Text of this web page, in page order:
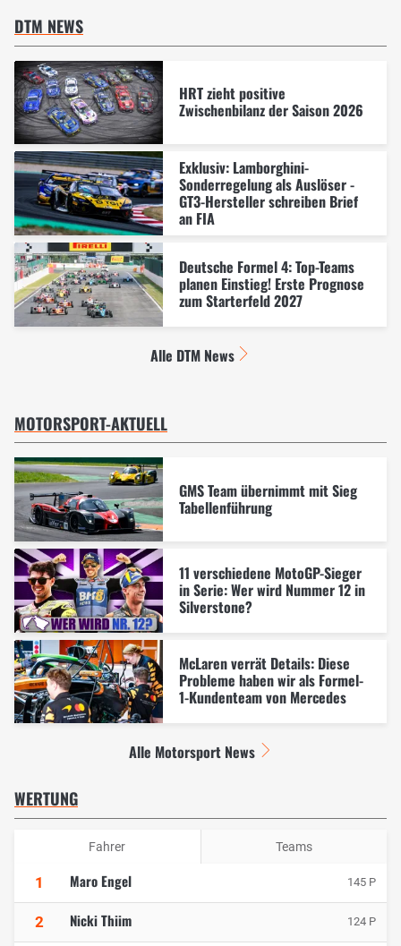
DTM NEWS
HRT zieht positive
Zwischenbilanz der Saison 2026
Exklusiv: Lamborghini-
Sonderregelung als Auslöser -
GT3-Hersteller schreiben Brief
an FIA
Deutsche Formel 4: Top-Teams
planen Einstieg! Erste Prognose
zum Starterfeld 2027
Alle DTM News
MOTORSPORT-AKTUELL
GMS Team übernimmt mit Sieg
Tabellenführung
11 verschiedene MotoGP-Sieger
in Serie: Wer wird Nummer 12 in
Silverstone?
McLaren verrät Details: Diese
Probleme haben wir als Formel-
1-Kundenteam von Mercedes
Alle Motorsport News
WERTUNG
Fahrer Teams
1 Maro Engel 145 P
2 Nicki Thiim 124 P